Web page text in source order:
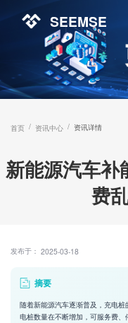
SEEMSE
首页 / 资讯中心 / 资讯详情
新能源汽车补
费
发布于： 2025-03-18
摘要
随着新能源汽车逐渐普及，充电
电桩数量在不断增加，可服务费